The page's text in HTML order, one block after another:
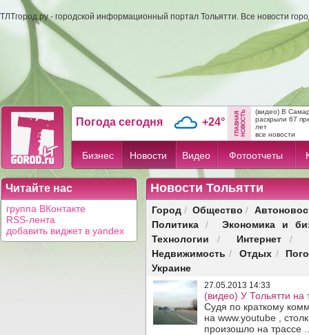
ТЛТгород.ру - городской информационный портал Тольятти. Все новости
Погода сегодня +24°
(видео) В
раскрыли 67
лет
все новости
Бизнес Новости Видео Фотоотчеты
Читайте нас
группа ВКонтакте
RSS-лента
добавить виджет в yandex
Новости Тольятти
Город / Общество /
Политика /
Экономика и
Технологии / Интернет/
Недвижимость / Отдых /
Украине
27.05.2013 14:33
(видео) У Тольятти
Судя по краткому
на www.youtube ,
произошло на трассе ..